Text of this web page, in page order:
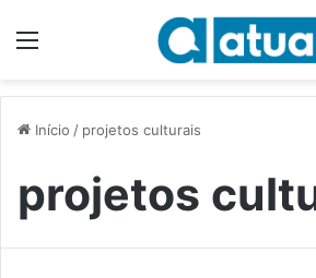
Início / projetos culturais
projetos